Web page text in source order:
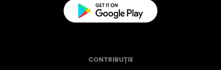
CONTRIBUȚIE